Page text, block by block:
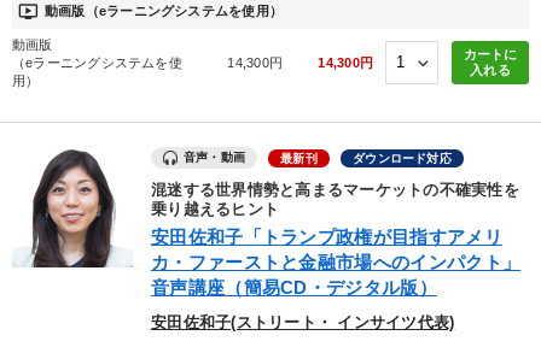
FCビジネス 資産保全 中村天風 モノづくり
デザイン 金利 聞き手・作間信司 株式投資
スポーツ関係 SNS活用 IT・デジタル活用
ondemand_video 動画版（eラーニングシステムを使用）
動画版
（eラーニングシステムを使
用）
14,300円 14,300円
カートに
入れる
音声・動画 最新刊 ダウンロード対応
混迷する世界情勢と高まるマーケットの不確実性を
乗り越えるヒント
安田佐和子「トランプ政権が目指すアメリ
カ・ファーストと金融市場へのインパクト」
音声講座（簡易CD・デジタル版）
安田佐和子(ストリート・ インサイツ代表)